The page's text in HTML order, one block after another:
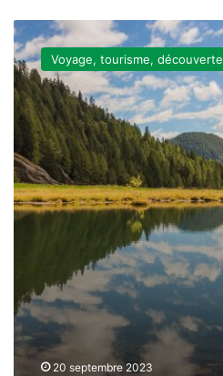
Parc
national
du
Stelvio
Voyage, tourisme, découverte
20 septembre 2023